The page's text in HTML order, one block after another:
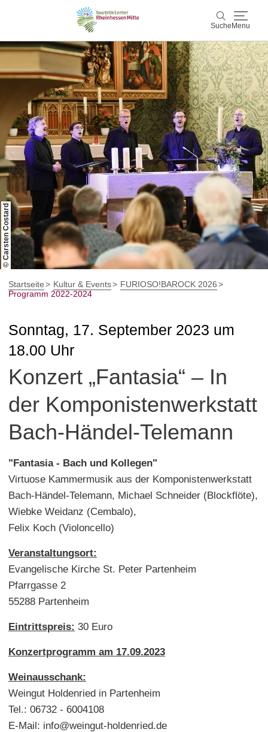
Suche Menu
Suche
Rheinhessen Mitte
Aktiv & Natur
Wein & Genuss
Kultur & Events
Service & Unterkünfte
Karte
KarteRheinhessen Blog
© Carsten Costard
Startseite Kultur & Events
FURIOSO!BAROCK 2026
Programm 2022-2024
Sonntag, 17. September 2023 um
18.00 Uhr
Konzert „Fantasia“ – In
der Komponistenwerkstatt
Bach-Händel-Telemann
"Fantasia - Bach und Kollegen"
Virtuose Kammermusik aus der Komponistenwerkstatt
Bach-Händel-Telemann, Michael Schneider (Blockflöte),
Wiebke Weidanz (Cembalo),
Felix Koch (Violoncello)
Veranstaltungsort:
Evangelische Kirche St. Peter Partenheim
Pfarrgasse 2
55288 Partenheim
Eintrittspreis: 30 Euro
Konzertprogramm am 17.09.2023
Weinausschank:
Weingut Holdenried in Partenheim
Tel.: 06732 - 6004108
E-Mail: info@weingut-holdenried.de